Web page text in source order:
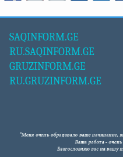
SAQINFORM.GE
RU.SAQINFORM.GE
GRUZINFORM.GE
RU.GRUZINFORM.GE